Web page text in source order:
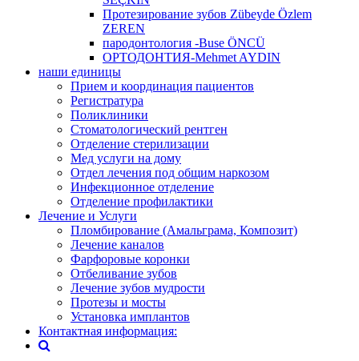
Протезирование зубов Zübeyde Özlem
ZEREN
пародонтология -Buse ÖNCÜ
ОРТОДОНТИЯ-Mehmet AYDIN
наши единицы
Прием и координация пациентов
Регистратура
Поликлиники
Стоматологический рентген
Отделение стерилизации
Мед услуги на дому
Отдел лечения под общим наркозом
Инфекционное отделение
Отделение профилактики
Лечение и Услуги
Пломбирование (Амальграма, Композит)
Лечение каналов
Фарфоровые коронки
Отбеливание зубов
Лечение зубов мудрости
Протезы и мосты
Установка имплантов
Контактная информация: